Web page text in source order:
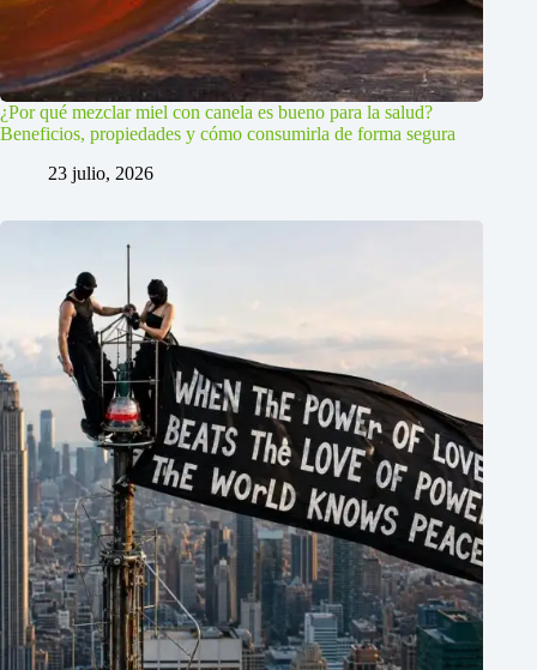
¿Por qué mezclar miel con canela es bueno para la salud?
Beneficios, propiedades y cómo consumirla de forma segura
23 julio, 2026